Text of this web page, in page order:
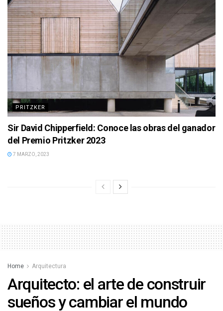
PRITZKER
Sir David Chipperfield: Conoce las obras del ganador
del Premio Pritzker 2023
7 MARZO, 2023
Home Arquitectura
Arquitecto: el arte de construir
sueños y cambiar el mundo